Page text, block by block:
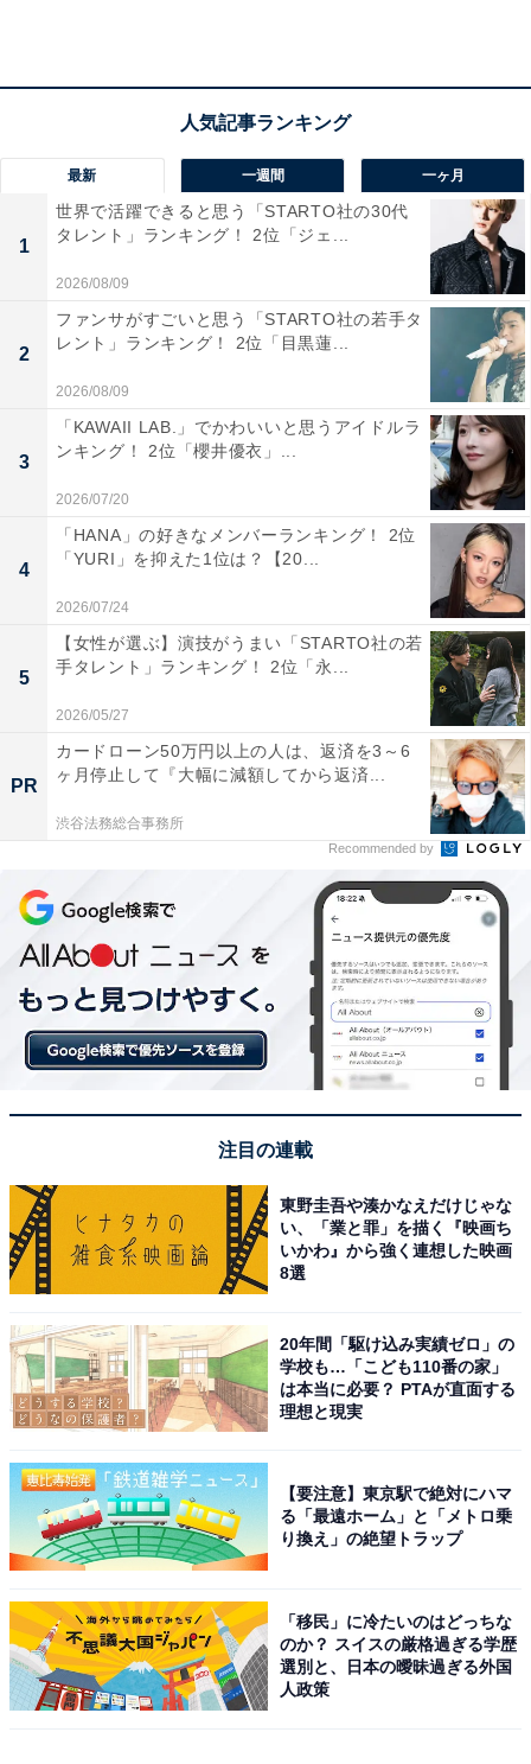
組『あしたが変わるトリセツショー』（NHK総合）では
プレゼンターを務めるなど幅広く活躍しています。
アメリカの映画評論家、TC・キャンドラー氏が選出する
「世界で最も美しい顔100人」ランキングには2013年か
ら10年連続でノミネートされるなど、海外からも常に注
目を集める石原さん。2020年に結婚を発表した際には、
中国のファンからも祝福の声が上がっていました。
View this post on Instagram
A post shared by 「風間公親－教場０－」4月10日月曜よる9時
回答者からは「ずっと千葉県出身だと思っていたので驚
きでした（40代女性／東京都）」「マツコデラックスが
最新 一週間 一ヶ月
1
世界で活躍できると思う「STARTO社の30代
タレント」ランキング！ 2位「ジェ...
2026/08/09
2
ファンサがすごいと思う「STARTO社の若手タ
レント」ランキング！ 2位「目黒蓮...
2026/08/09
3
「KAWAII LAB.」でかわいいと思うアイドルラ
ンキング！ 2位「櫻井優衣」...
2026/07/20
4
「HANA」の好きなメンバーランキング！ 2位
「YURI」を抑えた1位は？【20...
2026/07/24
5
【女性が選ぶ】演技がうまい「STARTO社の若
手タレント」ランキング！ 2位「永...
2026/05/27
PR
カードローン50万円以上の人は、返済を3～6
ヶ月停止して『大幅に減額してから返済...
渋谷法務総合事務所
Recommended by
注目の連載
東野圭吾や湊かなえだけじゃな
い、「業と罪」を描く『映画ち
いかわ』から強く連想した映画
8選
20年間「駆け込み実績ゼロ」の
学校も…「こども110番の家」
は本当に必要？ PTAが直面する
理想と現実
【要注意】東京駅で絶対にハマ
る「最遠ホーム」と「メトロ乗
り換え」の絶望トラップ
「移民」に冷たいのはどっちな
のか？ スイスの厳格過ぎる学歴
選別と、日本の曖昧過ぎる外国
人政策